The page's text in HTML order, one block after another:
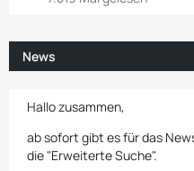
News
Hallo zusammen,
ab sofort gibt es für das
die "Erweiterte Suche".